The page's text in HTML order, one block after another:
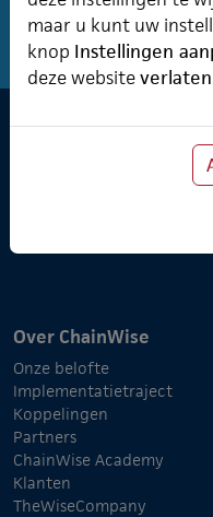
Software &
Over ChainWise
Onze belofte
Implementatietraject
Koppelingen
Partners
ChainWise Academy
Klanten
TheWiseCompany
maar u kunt uw
knop Instellingen
deze website